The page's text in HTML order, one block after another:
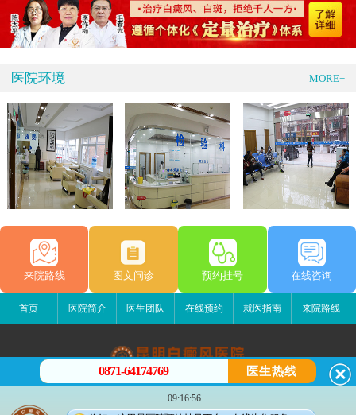
医院环境 MORE+
来院路线 图文问诊 预约挂号 在线咨询
首页 医院简介 医生团队 在线预约 就医指南 来院路线
昆明白癜风医院
昆明市五华区护国路2号
0871-64174769 医生热线
09:16:56